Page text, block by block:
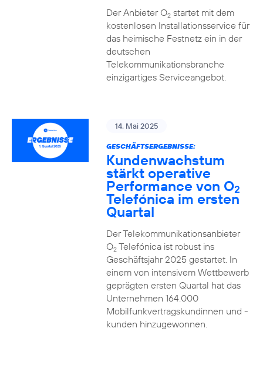
Der Anbieter O2startet mit dem
kostenlosen Installationsservice für
das heimische Festnetz ein in der
deutschen
Telekommunikationsbranche
einzigartiges Serviceangebot.
14. Mai 2025
GESCHÄFTSERGEBNISSE:
Kundenwachstum
stärkt operative
Performance von O2
Telefónica im ersten
Quartal
Der Telekommunikationsanbieter
O2Telefónica ist robust ins
Geschäftsjahr 2025 gestartet. In
einem von intensivem Wettbewerb
geprägten ersten Quartal hat das
Unternehmen 164.000
Mobilfunkvertragskundinnen und -
kunden hinzugewonnen.